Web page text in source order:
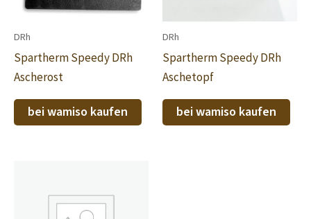
DRh
Spartherm Speedy DRh
Ascherost
bei wamiso kaufen
DRh
Spartherm Speedy DRh
Aschetopf
bei wamiso kaufen